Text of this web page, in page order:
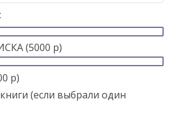
:
(5000 р)
р)
(если выбрали один